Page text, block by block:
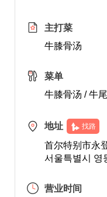
主打菜
牛膝骨汤
菜单
牛膝骨汤 / 牛
地址 找路
首尔特别市永
서울특별시 영
营业时间